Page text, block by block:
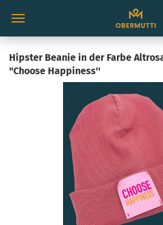
Hipster Beanie in der Farbe
"Choose Happiness''